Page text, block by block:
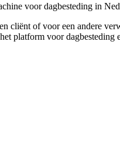
voor dagbesteding in
cliënt of voor een andere
platform voor dagbesteding